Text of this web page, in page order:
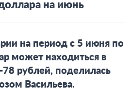
на июнь
на период с 5 июня по
может находиться в
рублей, поделилась
Васильева.